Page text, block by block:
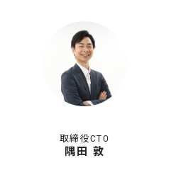
取締役CTO
隅田 敦